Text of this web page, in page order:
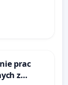
prac
z